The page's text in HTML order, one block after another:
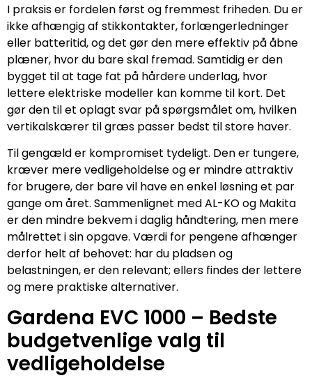
I praksis er fordelen først og fremmest friheden. Du er
ikke afhængig af stikkontakter, forlængerledninger
eller batteritid, og det gør den mere effektiv på åbne
plæner, hvor du bare skal fremad. Samtidig er den
bygget til at tage fat på hårdere underlag, hvor
lettere elektriske modeller kan komme til kort. Det
gør den til et oplagt svar på spørgsmålet om, hvilken
vertikalskærer til græs passer bedst til store haver.
Til gengæld er kompromiset tydeligt. Den er tungere,
kræver mere vedligeholdelse og er mindre attraktiv
for brugere, der bare vil have en enkel løsning et par
gange om året. Sammenlignet med AL-KO og Makita
er den mindre bekvem i daglig håndtering, men mere
målrettet i sin opgave. Værdi for pengene afhænger
derfor helt af behovet: har du pladsen og
belastningen, er den relevant; ellers findes der lettere
og mere praktiske alternativer.
Gardena EVC 1000 – Bedste
budgetvenlige valg til
vedligeholdelse